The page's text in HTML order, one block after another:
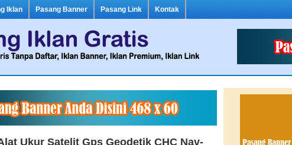
Iklan Pasang Banner Pasang Link Kontak
Ukur Satelit Gps Geodetik CHC Nav-